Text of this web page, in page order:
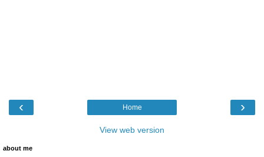
‹ ›
Home
View web version
about me